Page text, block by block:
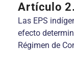
Artículo
Las EPS
efecto
Régimen de